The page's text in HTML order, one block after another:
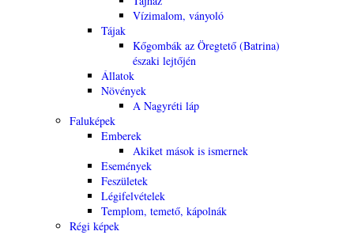
Vízimalom, ványoló
Tájak
Kőgombák az Öregtető (Batrina)
északi lejtőjén
Állatok
Növények
A Nagyréti láp
Faluképek
Emberek
Akiket mások is ismernek
Események
Feszületek
Légifelvételek
Templom, temető, kápolnák
Régi képek